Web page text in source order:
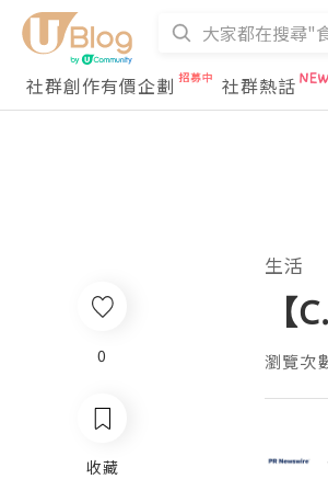
社群創作有價企劃
社群熱話
生活
瀏覽次
0
收藏